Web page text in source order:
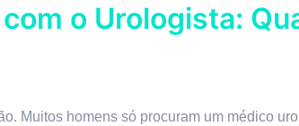
o Urologista:
Muitos homens só procuram um médico